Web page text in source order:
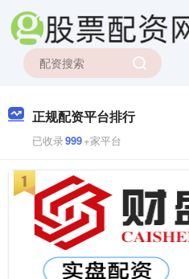
正规配资平台排行
已收录999+家平台